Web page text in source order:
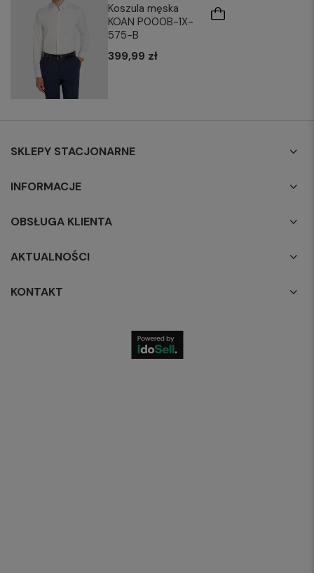
Koszula męska
KOAN P000B-1X-
575-B
399,99 zł
SKLEPY STACJONARNE
INFORMACJE
OBSŁUGA KLIENTA
AKTUALNOŚCI
KONTAKT